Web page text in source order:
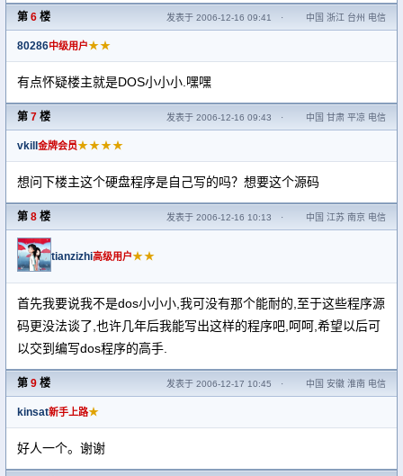
第 6 楼 发表于 2006-12-16 09:41 · 中国 浙江 台州 电信
80286中级用户★★
有点怀疑楼主就是DOS小小小.嘿嘿
第 7 楼 发表于 2006-12-16 09:43 · 中国 甘肃 平凉 电信
vkill 金牌会员★★★★
想问下楼主这个硬盘程序是自己写的吗？想要这个源码
第 8 楼 发表于 2006-12-16 10:13 · 中国 江苏 南京 电信
tianzizhi高级用户★★
首先我要说我不是dos小小小,我可没有那个能耐的,至于这些程序源
码更没法谈了,也许几年后我能写出这样的程序吧,呵呵,希望以后可
以交到编写dos程序的高手.
第 9 楼 发表于 2006-12-17 10:45 · 中国 安徽 淮南 电信
kinsat新手上路★
好人一个。谢谢